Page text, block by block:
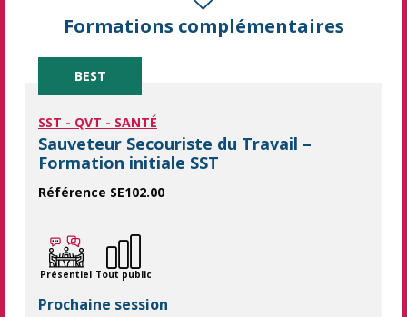
Formations complémentaires
BEST
SST - QVT - SANTÉ
Sauveteur Secouriste du Travail –
Formation initiale SST
Référence SE102.00
Présentiel Tout public
Prochaine session